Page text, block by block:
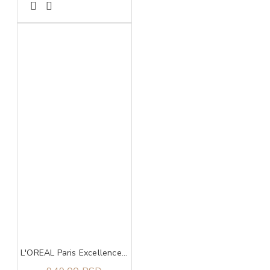
L'OREAL Paris Excellence 7.1 boja za kosu